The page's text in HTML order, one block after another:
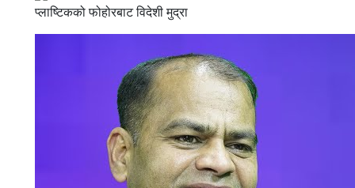
प्लाष्टिकको फोहोरबाट विदेशी मुद्रा